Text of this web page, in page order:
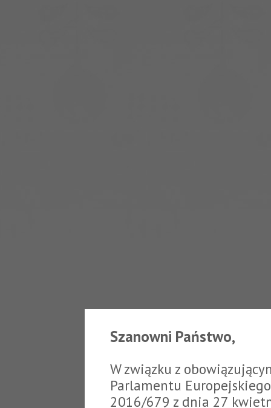
Szanowni Państwo,
W związku z
Parlamentu
2016/679 z dnia 27